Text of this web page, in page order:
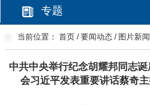
专题
当前位置： 首页 /要闻动态 / 图片新闻
中共中央举行纪念胡耀邦同志
会习近平发表重要讲话蔡奇